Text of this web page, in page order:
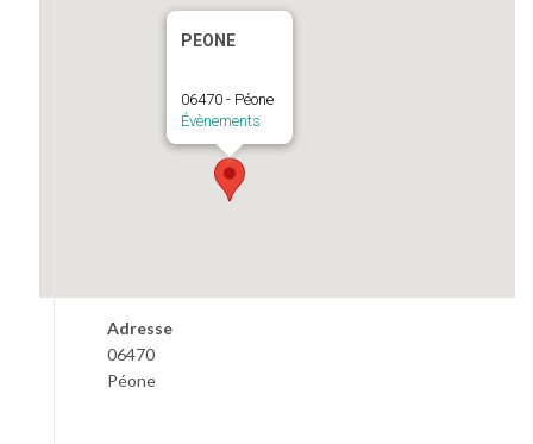
PEONE
06470 - Péone
Évènements
Adresse
06470
Péone